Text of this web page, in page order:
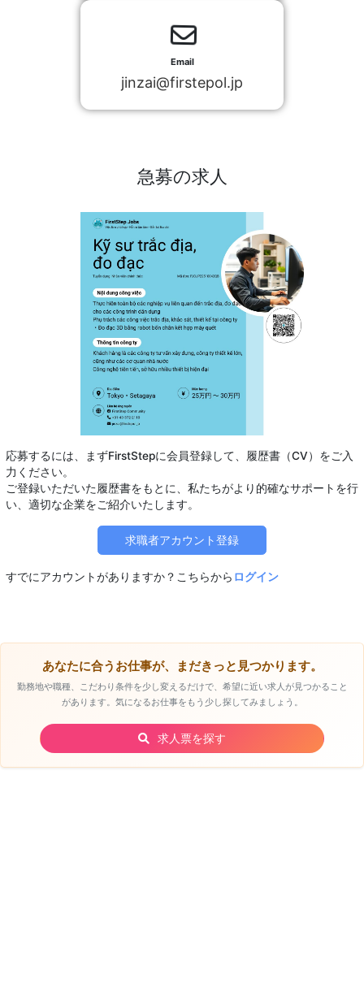
Email
jinzai@firstepol.jp
急募の求人
応募するには、まずFirstStepに会員登録して、履歴書（CV）をご入
力ください。
ご登録いただいた履歴書をもとに、私たちがより的確なサポートを行
求職者アカウント登録
すでにアカウントがありますか？こちらから ログイン
あなたに合うお仕事が、まだきっと見つかります。
勤務地や職種、こだわり条件を少し変えるだけで、希望に近い求人が見つかること
があります。気になるお仕事をもう少し探してみましょう。
求人票を探す